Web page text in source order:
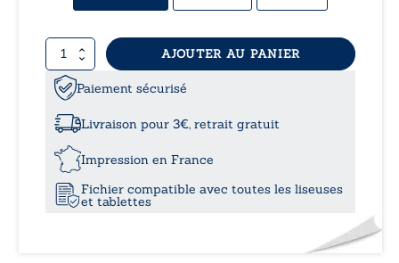
quantité
de
Les
beaux
chevaux
Pâques
Pâques
2011
AJOUTER AU PANIER
Paiement sécurisé
Livraison pour 3€, retrait gratuit
Impression en France
Fichier compatible avec toutes les liseuses
et tablettes